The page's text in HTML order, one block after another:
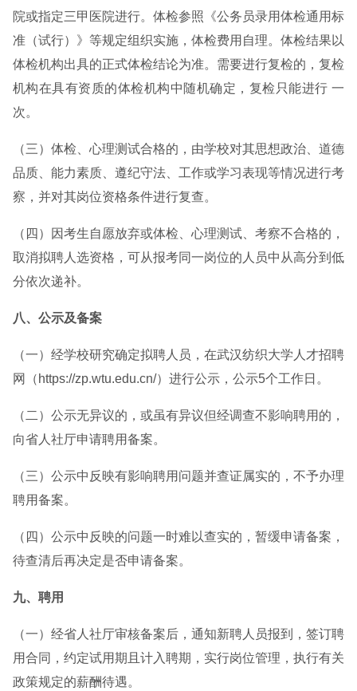
院或指定三甲医院进行。体检参照《公务员录用体检通用标
准（试行）》等规定组织实施，体检费用自理。体检结果以
体检机构出具的正式体检结论为准。需要进行复检的，复检
机构在具有资质的体检机构中随机确定，复检只能进行 一
次。
（三）体检、心理测试合格的，由学校对其思想政治、道德
品质、能力素质、遵纪守法、工作或学习表现等情况进行考
察，并对其岗位资格条件进行复查。
（四）因考生自愿放弃或体检、心理测试、考察不合格的，
取消拟聘人选资格，可从报考同一岗位的人员中从高分到低
分依次递补。
八、公示及备案
（一）经学校研究确定拟聘人员，在武汉纺织大学人才招聘
网（https://zp.wtu.edu.cn/）进行公示，公示5个工作日。
（二）公示无异议的，或虽有异议但经调查不影响聘用的，
向省人社厅申请聘用备案。
（三）公示中反映有影响聘用问题并查证属实的，不予办理
聘用备案。
（四）公示中反映的问题一时难以查实的，暂缓申请备案，
待查清后再决定是否申请备案。
九、聘用
（一）经省人社厅审核备案后，通知新聘人员报到，签订聘
用合同，约定试用期且计入聘期，实行岗位管理，执行有关
政策规定的薪酬待遇。